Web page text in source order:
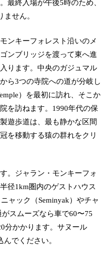
最終入場が午後5時のため、
せん。
ンキーフォレスト沿いのメ
ンブリッジを渡って東へ進
ります。中央のガジュマル
ら3つの寺院への道が分岐し
）を最初に訪れ、そこか
を訪ねます。1990年代の保
遊歩道は、最も静かな区間
を移動する猿の群れをクリ
。ジャラン・モンキーフォ
径1km圏内のゲストハウス
ャック（Seminyak）やチャ
スムーズなら車で60〜75
分かかります。サヌール
んでください。